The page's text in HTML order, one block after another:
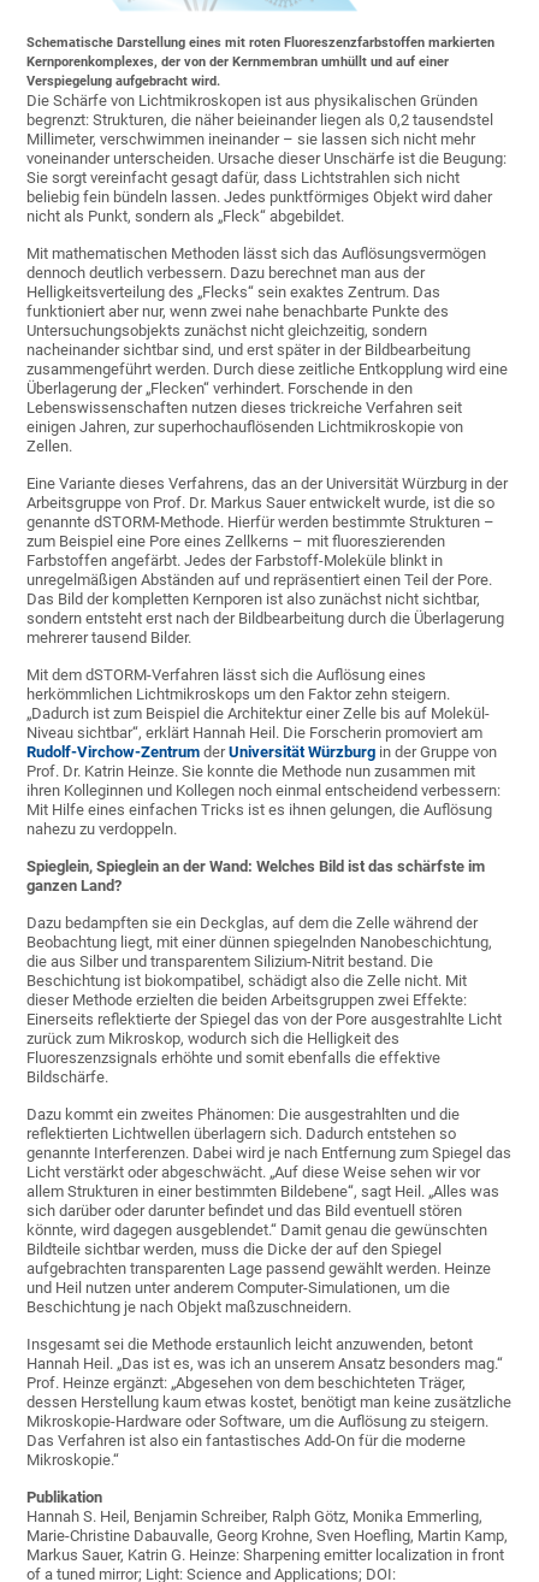
Schematische Darstellung eines mit roten Fluoreszenzfarbstoffen markierten
Kernporenkomplexes, der von der Kernmembran umhüllt und auf einer
Verspiegelung aufgebracht wird.
Die Schärfe von Lichtmikroskopen ist aus physikalischen Gründen
begrenzt: Strukturen, die näher beieinander liegen als 0,2 tausendstel
Millimeter, verschwimmen ineinander – sie lassen sich nicht mehr
voneinander unterscheiden. Ursache dieser Unschärfe ist die Beugung:
Sie sorgt vereinfacht gesagt dafür, dass Lichtstrahlen sich nicht
beliebig fein bündeln lassen. Jedes punktförmiges Objekt wird daher
nicht als Punkt, sondern als „Fleck“ abgebildet.
Mit mathematischen Methoden lässt sich das Auflösungsvermögen
dennoch deutlich verbessern. Dazu berechnet man aus der
Helligkeitsverteilung des „Flecks“ sein exaktes Zentrum. Das
funktioniert aber nur, wenn z­­wei nahe benachbarte Punkte des
Untersuchungsobjekts zunächst nicht gleichzeitig, sondern
nacheinander sichtbar sind, und erst später in der Bildbearbeitung
zusammengeführt werden. Durch diese zeitliche Entkopplung wird eine
Überlagerung der „Flecken“ verhindert. Forschende in den
Lebenswissenschaften nutzen dieses trickreiche Verfahren seit
einigen Jahren, zur superhochauflösenden Lichtmikroskopie von
Zellen.
Eine Variante dieses Verfahrens, das an der Universität Würzburg in der
Arbeitsgruppe von Prof. Dr. Markus Sauer entwickelt wurde, ist die so
genannte dSTORM-Methode. Hierfür werden bestimmte Strukturen –
zum Beispiel eine Pore eines Zellkerns – mit fluoreszierenden
Farbstoffen angefärbt. Jedes der Farbstoff-Moleküle blinkt in
unregelmäßigen Abständen auf und repräsentiert einen Teil der Pore.
Das Bild der kompletten Kernporen ist also zunächst nicht sichtbar,
sondern entsteht erst nach der Bildbearbeitung durch die Überlagerung
mehrerer tausend Bilder.
Mit dem dSTORM-Verfahren lässt sich die Auflösung eines
herkömmlichen Lichtmikroskops um den Faktor zehn steigern.
„Dadurch ist zum Beispiel die Architektur einer Zelle bis auf Molekül-
Niveau sichtbar“, erklärt Hannah Heil. Die Forscherin promoviert am
Rudolf-Virchow-Zentrum derUniversität Würzburg in der Gruppe von
Prof. Dr. Katrin Heinze. Sie konnte die Methode nun zusammen mit
ihren Kolleginnen und Kollegen noch einmal entscheidend verbessern:
Mit Hilfe eines einfachen Tricks ist es ihnen gelungen, die Auflösung
nahezu zu verdoppeln.
Spieglein, Spieglein an der Wand: Welches Bild ist das schärfste im
ganzen Land?
Dazu bedampften sie ein Deckglas, auf dem die Zelle während der
Beobachtung liegt, mit einer dünnen spiegelnden Nanobeschichtung,
die aus Silber und transparentem Silizium-Nitrit bestand. Die
Beschichtung ist biokompatibel, schädigt also die Zelle nicht. Mit
dieser Methode erzielten die beiden Arbeitsgruppen zwei Effekte:
Einerseits reflektierte der Spiegel das von der Pore ausgestrahlte Licht
zurück zum Mikroskop, wodurch sich die Helligkeit des
Fluoreszenzsignals erhöhte und somit ebenfalls die effektive
Bildschärfe.
Dazu kommt ein zweites Phänomen: Die ausgestrahlten und die
reflektierten Lichtwellen überlagern sich. Dadurch entstehen so
genannte Interferenzen. Dabei wird je nach Entfernung zum Spiegel das
Licht verstärkt oder abgeschwächt. „Auf diese Weise sehen wir vor
allem Strukturen in einer bestimmten Bildebene“, sagt Heil. „Alles was
sich darüber oder darunter befindet und das Bild eventuell stören
könnte, wird dagegen ausgeblendet.“ Damit genau die gewünschten
Bildteile sichtbar werden, muss die Dicke der auf den Spiegel
aufgebrachten transparenten Lage passend gewählt werden. Heinze
und Heil nutzen unter anderem Computer-Simulationen, um die
Beschichtung je nach Objekt maßzuschneidern.
Insgesamt sei die Methode erstaunlich leicht anzuwenden, betont
Hannah Heil. „Das ist es, was ich an unserem Ansatz besonders mag.“
Prof. Heinze ergänzt: „Abgesehen von dem beschichteten Träger,
dessen Herstellung kaum etwas kostet, benötigt man keine zusätzliche
Mikroskopie-Hardware oder Software, um die Auflösung zu steigern.
Das Verfahren ist also ein fantastisches Add-On für die moderne
Mikroskopie.“
Publikation
Hannah S. Heil, Benjamin Schreiber, Ralph Götz, Monika Emmerling,
Marie-Christine Dabauvalle, Georg Krohne, Sven Hoefling, Martin Kamp,
Markus Sauer, Katrin G. Heinze: Sharpening emitter localization in front
of a tuned mirror; Light: Science and Applications; DOI: